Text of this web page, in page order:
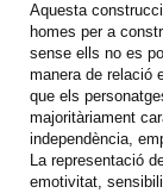
Aquesta
homes per a
sense ells no es
manera de relació
que els
majoritàriament
independència,
La representació
emotivitat,